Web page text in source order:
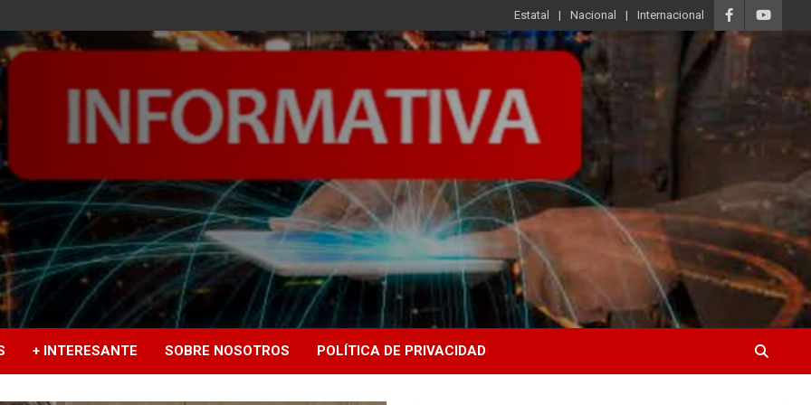
Estatal Nacional Internacional
+ INTERESANTE SOBRE NOSOTROS POLÍTICA DE PRIVACIDAD